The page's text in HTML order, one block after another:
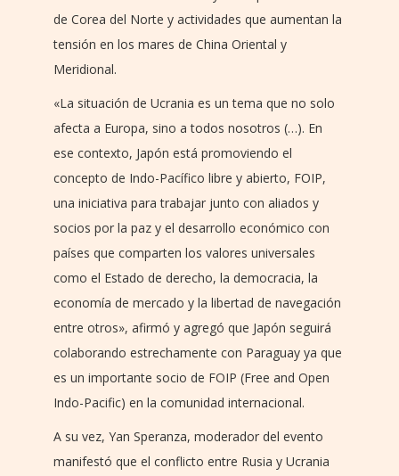
de Corea del Norte y actividades que aumentan la
tensión en los mares de China Oriental y
Meridional.
«La situación de Ucrania es un tema que no solo
afecta a Europa, sino a todos nosotros (…). En
ese contexto, Japón está promoviendo el
concepto de Indo-Pacífico libre y abierto, FOIP,
una iniciativa para trabajar junto con aliados y
socios por la paz y el desarrollo económico con
países que comparten los valores universales
como el Estado de derecho, la democracia, la
economía de mercado y la libertad de navegación
entre otros», afirmó y agregó que Japón seguirá
colaborando estrechamente con Paraguay ya que
es un importante socio de FOIP (Free and Open
Indo-Pacific) en la comunidad internacional.
A su vez, Yan Speranza, moderador del evento
manifestó que el conflicto entre Rusia y Ucrania